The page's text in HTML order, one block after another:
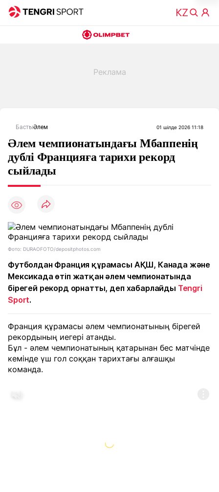
БастыӘлем 01 шілде 2026 11:18
Әлем чемпионатындағы Мбаппенің
дублі Францияға тарихи рекорд
сыйлады
Фото: DURAOFOTO/depositphotos.com
Футболдан Франция құрамасы АҚШ, Канада және
Мексикада өтіп жатқан әлем чемпионатында
бірегей рекорд орнатты, деп хабарлайды Tengri
Sport.
Франция құрамасы әлем чемпионатының бірегей
рекордының иегері атанды.
Бұл - әлем чемпионатының қатарынан бес матчінде
кемінде үш гол соққан тарихтағы алғашқы
команда.